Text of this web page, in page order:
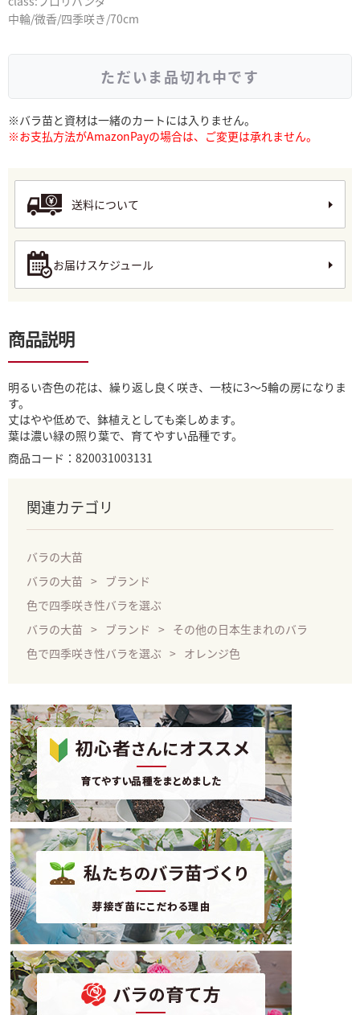
中輪/微香/四季咲き/70cm
ただいま品切れ中です
※バラ苗と資材は一緒のカートには入りません。
※お支払方法がAmazonPayの場合は、ご変更は承れません。
送料について
お届けスケジュール
商品説明
明るい杏色の花は、繰り返し良く咲き、一枝に3〜5輪の房になりま
す。
丈はやや低めで、鉢植えとしても楽しめます。
葉は濃い緑の照り葉で、育てやすい品種です。
商品コード：820031003131
関連カテゴリ
バラの大苗
バラの大苗
ブランド
色で四季咲き性バラを選ぶ
バラの大苗
ブランド
その他の日本生まれのバラ
色で四季咲き性バラを選ぶ
オレンジ色